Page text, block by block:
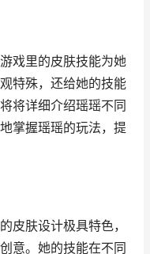
戏里的皮肤技能为她
特殊，还给她的技能
将详细介绍瑶瑶不同
掌握瑶瑶的玩法，提
皮肤设计极具特色，
意。她的技能在不同